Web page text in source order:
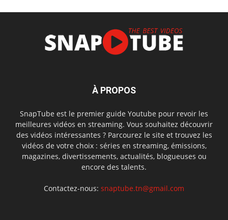
À PROPOS
SnapTube est le premier guide Youtube pour revoir les
meilleures vidéos en streaming. Vous souhaitez découvrir
des vidéos intéressantes ? Parcourez le site et trouvez les
vidéos de votre choix : séries en streaming, émissions,
magazines, divertissements, actualités, blogueuses ou
encore des talents.
Contactez-nous: snaptube.tn@gmail.com